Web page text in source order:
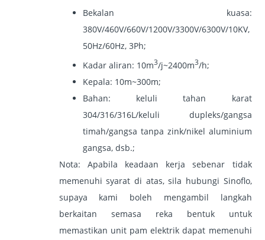
Bekalan kuasa:
380V/460V/660V/1200V/3300V/6300V/10KV,
50Hz/60Hz, 3Ph;
Kadar aliran: 10m3/j~2400m3/h;
Kepala: 10m~300m;
Bahan: keluli tahan karat
304/316/316L/keluli dupleks/gangsa
timah/gangsa tanpa zink/nikel aluminium
gangsa, dsb.;
Nota: Apabila keadaan kerja sebenar tidak
memenuhi syarat di atas, sila hubungi Sinoflo,
supaya kami boleh mengambil langkah
berkaitan semasa reka bentuk untuk
memastikan unit pam elektrik dapat memenuhi